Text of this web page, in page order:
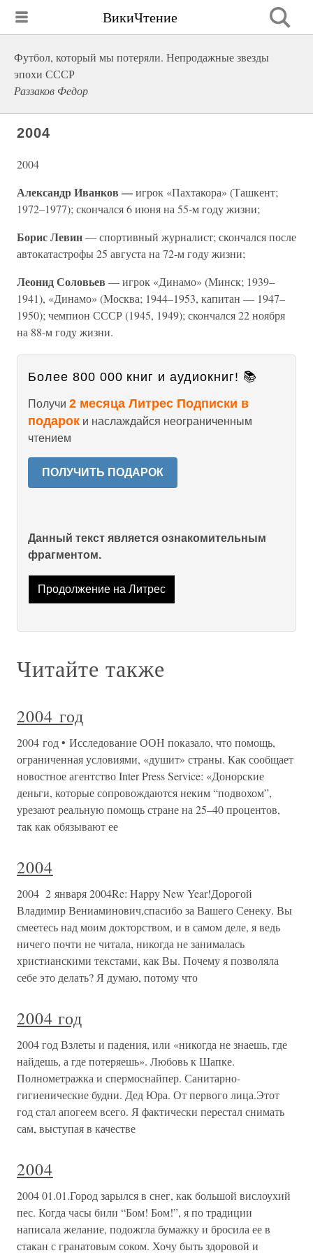
ВикиЧтение
Футбол, который мы потеряли. Непродажные звезды
эпохи СССР
Раззаков Федор
2004
2004
Александр Иванков —игрок «Пахтакора» (Ташкент;
1972–1977); скончался 6 июня на 55-м году жизни;
Борис Левин— спортивный журналист; скончался после
автокатастрофы 25 августа на 72-м году жизни;
Леонид Соловьев — игрок «Динамо» (Минск; 1939–
1941), «Динамо» (Москва; 1944–1953, капитан — 1947–
1950); чемпион СССР (1945, 1949); скончался 22 ноября
на 88-м году жизни.
Более 800 000 книг и аудиокниг! 📚
Получи 2 месяца Литрес Подписки в
подарок и наслаждайся неограниченным
чтением
ПОЛУЧИТЬ ПОДАРОК
Данный текст является ознакомительным
фрагментом.
Продолжение на Литрес
Читайте также
2004 год
2004 год • Исследование ООН показало, что помощь,
ограниченная условиями, «душит» страны. Как сообщает
новостное агентство Inter Press Service: «Донорские
деньги, которые сопровождаются неким “подвохом”,
урезают реальную помощь стране на 25–40 процентов,
так как обязывают ее
2004
2004 2 января 2004Re: Happy New Year!Дорогой
Владимир Вениаминович,спасибо за Вашего Сенеку. Вы
смеетесь над моим докторством, и в самом деле, я ведь
ничего почти не читала, никогда не занималась
христианскими текстами, как Вы. Почему я позволяла
себе это делать? Я думаю, потому что
2004 год
2004 год Взлеты и падения, или «никогда не знаешь, где
найдешь, а где потеряешь». Любовь к Шапке.
Полнометражка и спермоснайпер. Санитарно-
гигиенические будни. Дед Юра. От первого лица.Этот
год стал апогеем всего. Я фактически перестал снимать
сам, выступая в качестве
2004
2004 01.01.Город зарылся в снег, как большой вислоухий
пес. Когда часы били “Бом! Бом!”, я по традиции
написала желание, подожгла бумажку и бросила ее в
стакан с гранатовым соком. Хочу быть здоровой и